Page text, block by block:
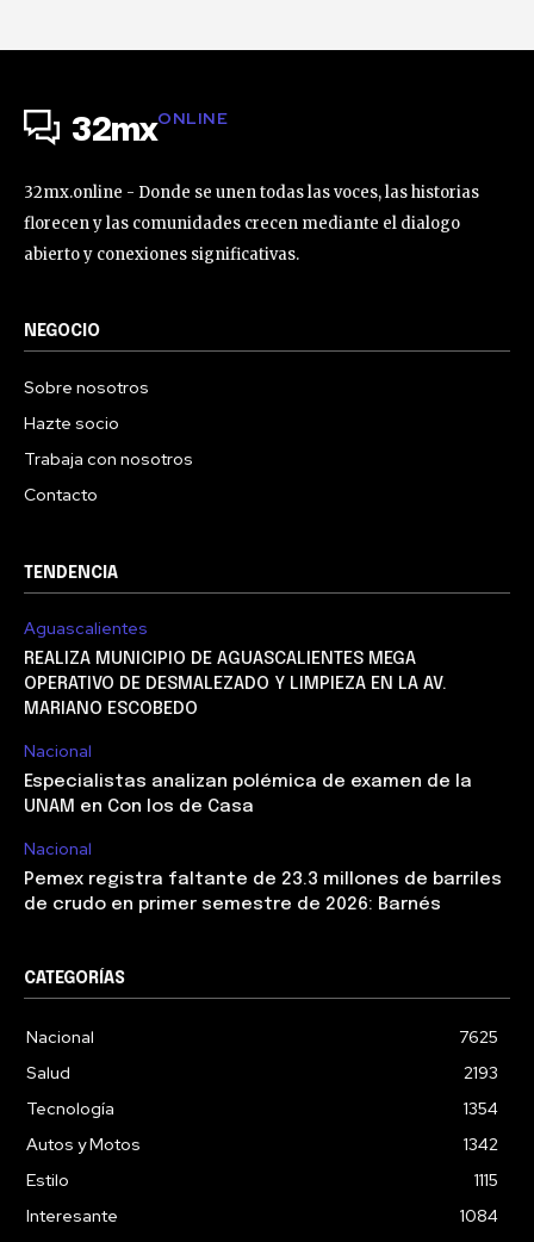
32mxONLINE
32mx.online - Donde se unen todas las voces, las historias
florecen y las comunidades crecen mediante el dialogo
abierto y conexiones significativas.
NEGOCIO
Sobre nosotros
Hazte socio
Trabaja con nosotros
Contacto
TENDENCIA
Aguascalientes
REALIZA MUNICIPIO DE AGUASCALIENTES MEGA
OPERATIVO DE DESMALEZADO Y LIMPIEZA EN LA AV.
MARIANO ESCOBEDO
Nacional
Especialistas analizan polémica de examen de la
UNAM en Con los de Casa
Nacional
Pemex registra faltante de 23.3 millones de barriles
de crudo en primer semestre de 2026: Barnés
CATEGORÍAS
Nacional
7625
Salud
2193
Tecnología
1354
Autos y Motos
1342
Estilo
1115
Interesante
1084